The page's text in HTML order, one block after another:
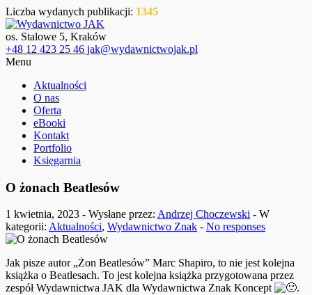
Liczba wydanych publikacji: 1345
os. Stalowe 5, Kraków
+48 12 423 25 46 jak@wydawnictwojak.pl
Menu
Aktualności
O nas
Oferta
eBooki
Kontakt
Portfolio
Księgarnia
O żonach Beatlesów
1 kwietnia, 2023 - Wysłane przez: Andrzej Choczewski - W
kategorii: Aktualności, Wydawnictwo Znak - No responses
Jak pisze autor „Żon Beatlesów” Marc Shapiro, to nie jest kolejna
książka o Beatlesach. To jest kolejna książka przygotowana przez
zespół Wydawnictwa JAK dla Wydawnictwa Znak Koncept
.